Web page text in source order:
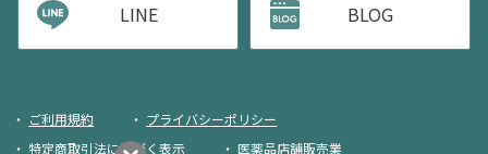
LINE BLOG
ご利用規約
プライバシーポリシー
特定商取引法に基づく表示
医薬品店舗販売業